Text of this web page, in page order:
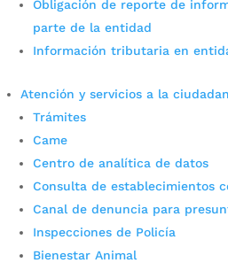
Obligación de reporte de
parte de la entidad
Información tributaria en
Atención y servicios a la
Trámites
Came
Centro de analítica de datos
Consulta de establecimientos
Canal de denuncia para
Inspecciones de Policía
Bienestar Animal
porEdgar Augusto Sánchez|
Bucaramanga con sus
el Ente Territorial Tunja con
Fotografía: Tomada de prensa
Rincón, secretaria de...